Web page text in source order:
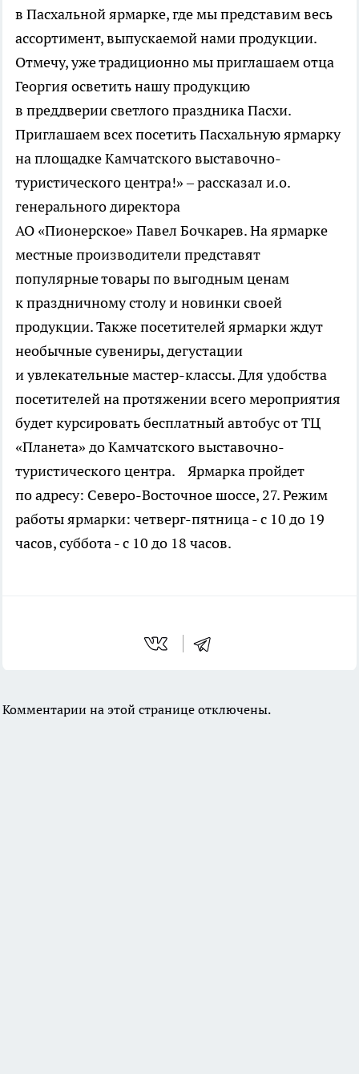
в Пасхальной ярмарке, где мы представим весь
ассортимент, выпускаемой нами продукции.
Отмечу, уже традиционно мы приглашаем отца
Георгия осветить нашу продукцию
в преддверии светлого праздника Пасхи.
Приглашаем всех посетить Пасхальную ярмарку
на площадке Камчатского выставочно-
туристического центра!» – рассказал и.о.
генерального директора
АО «Пионерское» Павел Бочкарев. На ярмарке
местные производители представят
популярные товары по выгодным ценам
к праздничному столу и новинки своей
продукции. Также посетителей ярмарки ждут
необычные сувениры, дегустации
и увлекательные мастер-классы. Для удобства
посетителей на протяжении всего мероприятия
будет курсировать бесплатный автобус от ТЦ
«Планета» до Камчатского выставочно-
туристического центра. Ярмарка пройдет
по адресу: Северо-Восточное шоссе, 27. Режим
работы ярмарки: четверг-пятница - с 10 до 19
часов, суббота - с 10 до 18 часов.
Комментарии на этой странице отключены.